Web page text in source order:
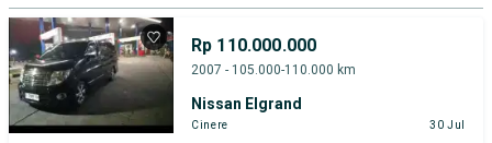
Rp 110.000.000
2007 - 105.000-110.000 km
Nissan Elgrand
Cinere 30 Jul